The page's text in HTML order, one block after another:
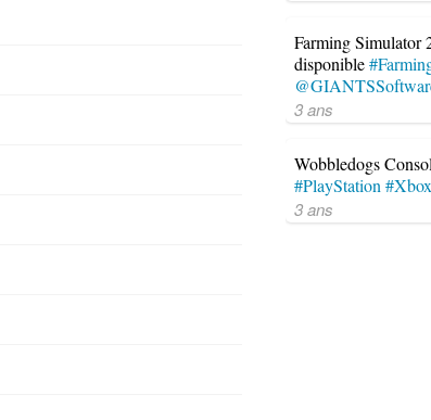
Farming Simulator
disponible
3 ans
Wobbledogs
#PlayStation #Xbox
3 ans